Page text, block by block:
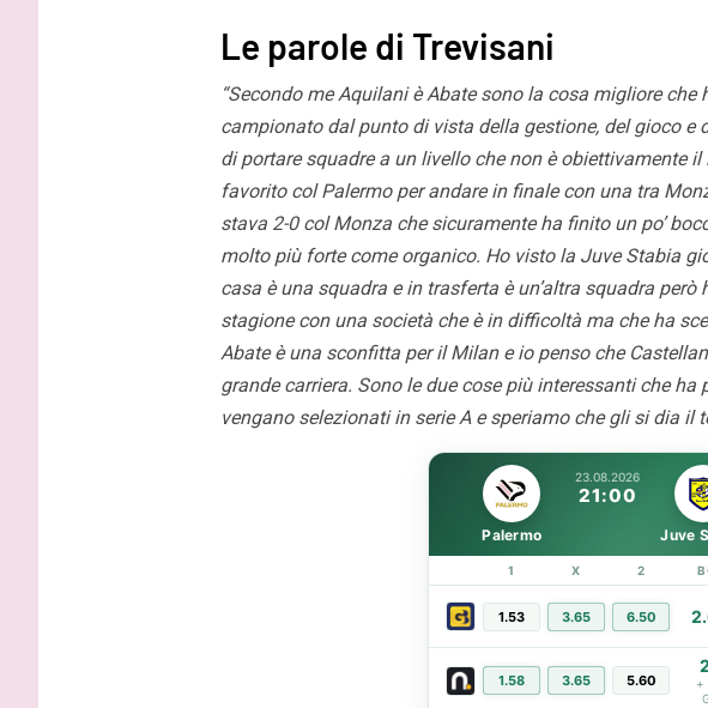
Le parole di Trevisani
“Secondo me Aquilani è Abate sono la cosa migliore che
campionato dal punto di vista della gestione, del gioco e
di portare squadre a un livello che non è obiettivamente
favorito col Palermo per andare in finale con una tra
stava 2-0 col Monza che sicuramente ha finito un po’
molto più forte come organico. Ho visto la Juve Stabia
casa è una squadra e in trasferta è un’altra squadra
stagione con una società che è in difficoltà ma che ha
Abate è una sconfitta per il Milan e io penso che
grande carriera. Sono le due cose più interessanti che ha
vengano selezionati in serie A e speriamo che gli si dia il
23.08.2026
21:00
Palermo Juve
1 X 2
1.53 3.65 6.50
1.58 3.65 5.60
+
Strefezza: visite mediche
contratto, questi i dettagli